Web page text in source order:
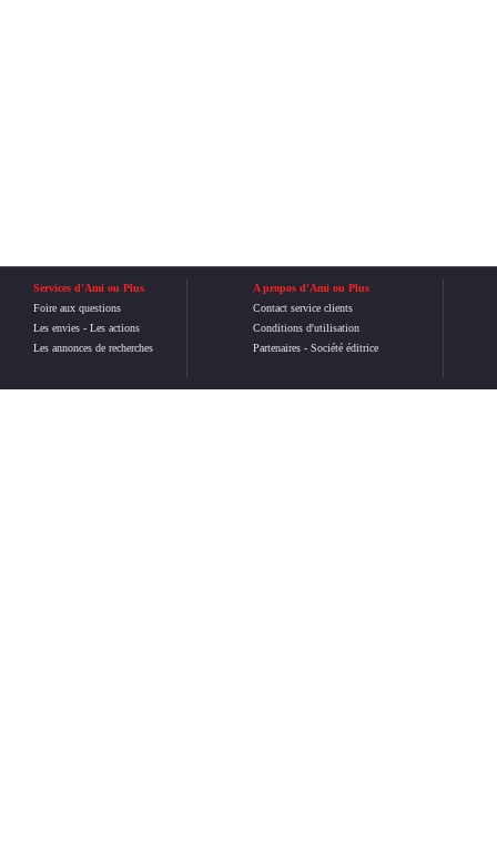
Services d'Ami ou Plus
Foire aux questions
Les envies - Les actions
Les annonces de recherches
A propos d'Ami ou Plus
Contact service clients
Conditions d'utilisation
Partenaires- Société éditrice